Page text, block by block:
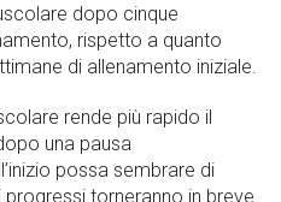
dopo cinque
rispetto a quanto
di allenamento iniziale.
rende più rapido il
una pausa
possa sembrare di
torneranno in breve